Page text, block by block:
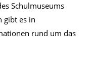
Schulmuseums
gibt es in
rund um das